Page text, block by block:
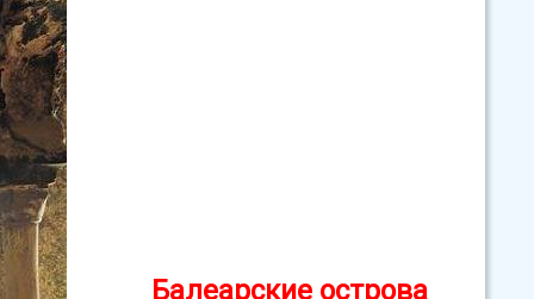
Балеарские острова